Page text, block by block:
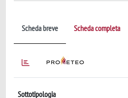
Scheda breve Scheda completa
Sottotipologia